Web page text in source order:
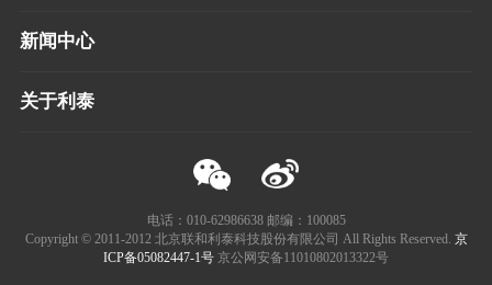
新闻中心
关于利泰
电话：010-62986638 邮编：100085
Copyright © 2011-2012 北京联和利泰科技股份有限公司 All Rights Reserved. 京
ICP备05082447-1号 京公网安备11010802013322号